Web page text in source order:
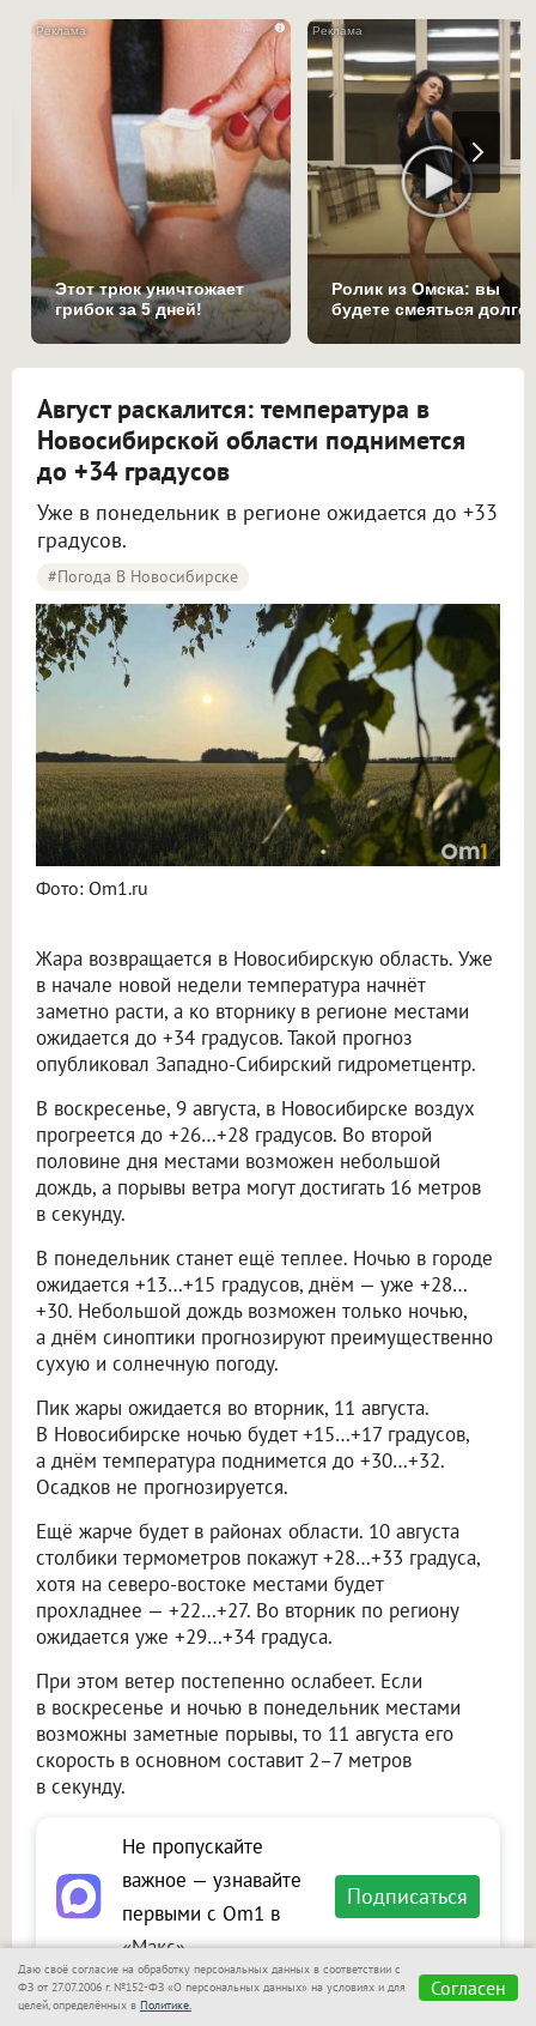
i
Этот трюк уничтожает
грибок за 5 дней!
Ролик из Омска: вы
будете смеяться долго
Август раскалится: температура в
Новосибирской области поднимется
до +34 градусов
Уже в понедельник в регионе ожидается до +33
градусов.
#Погода В Новосибирске
Фото: Om1.ru
Жара возвращается в Новосибирскую область. Уже
в начале новой недели температура начнёт
заметно расти, а ко вторнику в регионе местами
ожидается до +34 градусов. Такой прогноз
опубликовал Западно-Сибирский гидрометцентр.
В воскресенье, 9 августа, в Новосибирске воздух
прогреется до +26…+28 градусов. Во второй
половине дня местами возможен небольшой
дождь, а порывы ветра могут достигать 16 метров
в секунду.
В понедельник станет ещё теплее. Ночью в городе
ожидается +13…+15 градусов, днём — уже +28…
+30. Небольшой дождь возможен только ночью,
а днём синоптики прогнозируют преимущественно
сухую и солнечную погоду.
Пик жары ожидается во вторник, 11 августа.
В Новосибирске ночью будет +15…+17 градусов,
а днём температура поднимется до +30…+32.
Осадков не прогнозируется.
Ещё жарче будет в районах области. 10 августа
столбики термометров покажут +28…+33 градуса,
хотя на северо-востоке местами будет
прохладнее — +22…+27. Во вторник по региону
ожидается уже +29…+34 градуса.
При этом ветер постепенно ослабеет. Если
в воскресенье и ночью в понедельник местами
возможны заметные порывы, то 11 августа его
скорость в основном составит 2–7 метров
в секунду.
Не пропускайте
важное — узнавайте
первыми с Om1 в
«Макс»
Подписаться
Даю своё согласие на обработку персональных данных в соответствии с
ФЗ от 27.07.2006 г. №152-ФЗ «О персональных данных» на условиях и для
целей, определённых в Политике.
Согласен